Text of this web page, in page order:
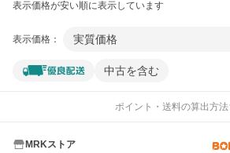
表示価格が安い順に表示しています
表示価格： 実質価格
中古を含む
ポイント・送料の算出方法
MRKストア